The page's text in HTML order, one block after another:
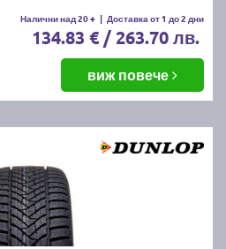
Налични над 20 + | Доставка от 1 до 2 дни
134.83 € / 263.70 лв.
виж повече